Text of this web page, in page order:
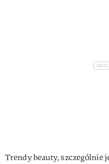
Trendy beauty, szczególnie